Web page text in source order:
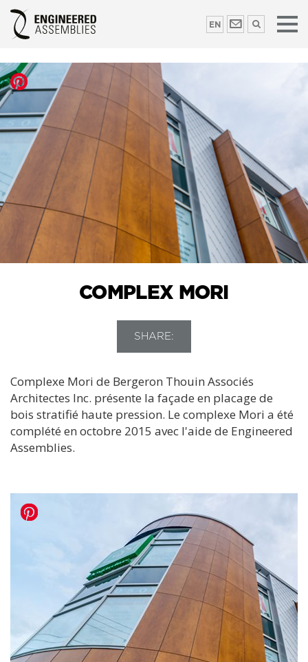
EN
COMPLEX MORI
SHARE:
Complexe Mori de Bergeron Thouin Associés
Architectes Inc. présente la façade en placage de
bois stratifié haute pression. Le complexe Mori a été
complété en octobre 2015 avec l'aide de Engineered
Assemblies.